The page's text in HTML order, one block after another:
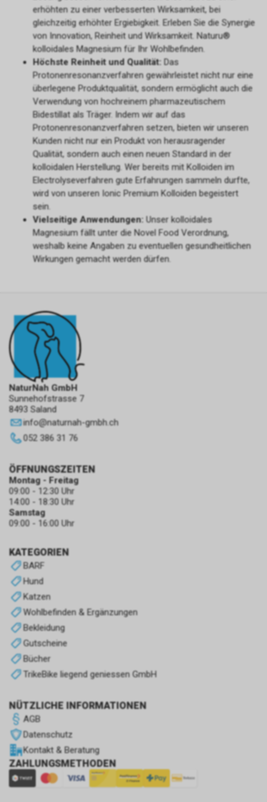
erhöhten zu einer verbesserten Wirksamkeit, bei
gleichzeitig erhöhter Ergiebigkeit. Erleben Sie die Synergie
von Innovation, Reinheit und Wirksamkeit. Naturu®
kolloidales Magnesium für Ihr Wohlbefinden.
Höchste Reinheit und Qualität: Das
Protonenresonanzverfahren gewährleistet nicht nur eine
überlegene Produktqualität, sondern ermöglicht auch die
Verwendung von hochreinem pharmazeutischem
Bidestillat als Träger. Indem wir auf das
Protonenresonanzverfahren setzen, bieten wir unseren
Kunden nicht nur ein Produkt von herausragender
Qualität, sondern auch einen neuen Standard in der
kolloidalen Herstellung. Wer bereits mit Kolloiden im
Electrolyseverfahren gute Erfahrungen sammeln durfte,
wird von unseren Ionic Premium Kolloiden begeistert
sein.
Vielseitige Anwendungen: Unser kolloidales
Magnesium fällt unter die Novel Food Verordnung,
weshalb keine Angaben zu eventuellen gesundheitlichen
Wirkungen gemacht werden dürfen.
NaturNah GmbH
Sunnehofstrasse 7
8493 Saland
info@naturnah-gmbh.ch
052 386 31 76
KATEGORIEN
BARF
Hund
Katzen
Wohlbefinden & Ergänzungen
Bekleidung
Gutscheine
Bücher
TrikeBike liegend geniessen GmbH
NÜTZLICHE INFORMATIONEN
AGB
Datenschutz
Kontakt & Beratung
ZAHLUNGSMETHODEN
ÖFFNUNGSZEITEN
Montag - Freitag
09:00 - 12:30 Uhr
14:00 - 18:30 Uhr
Samstag
09:00 - 16:00 Uhr